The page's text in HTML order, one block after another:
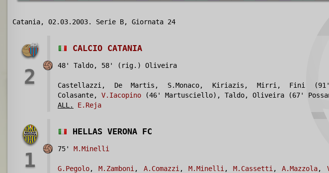
Catania, 02.03.2003. Serie B, Giornata 24
2
CALCIO CATANIA
48' Taldo, 58' (rig.) Oliveira
Castellazzi, De Martis, S.Monaco, Kiriazis, Mirri, Fini
Colasante, V.Iacopino (46' Martusciello), Taldo, Oliveira (67'
ALL.
E.Reja
1
HELLAS VERONA FC
75' M.Minelli
G.Pegolo,M.Zamboni , A.Comazzi , M.Minelli , M.Cassetti ,A.Mazzola,